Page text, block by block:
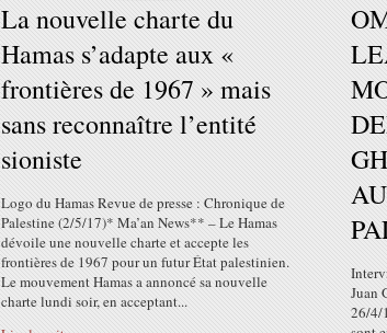
La nouvelle charte du
Hamas s’adapte aux «
frontières de 1967 » mais
sans reconnaître l’entité
sioniste
Logo du Hamas Revue de presse : Chronique de
Palestine (2/5/17)* Ma’an News** – Le Hamas
dévoile une nouvelle charte et accepte les
frontières de 1967 pour un futur État palestinien.
Le mouvement Hamas a annoncé sa nouvelle
charte lundi soir, en acceptant...
Juan
26/4/